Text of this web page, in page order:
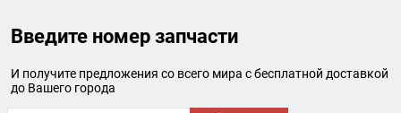
Введите номер запчасти
И получите предложения со всего мира с бесплатной доставкой
до Вашего города